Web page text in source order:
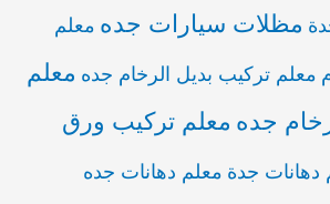
مظلات سيارات جده معلم
معلم تركيب بديل الرخام جده معلم
جده معلم تركيب ورق
دهانات جدة معلم دهانات جده